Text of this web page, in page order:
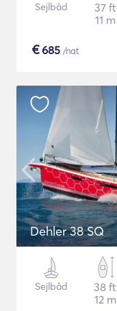
Sejlbåd
37 ft
11 m
€685 /nat
Dehler 38 SQ
Sejlbåd
38 ft
12 m